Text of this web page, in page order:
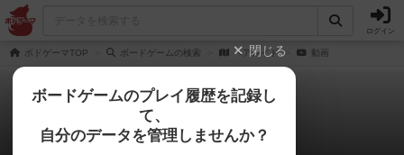
ログイン
ボドゲーマTOP ボードゲームの検索 ベアレイド 動画
ベアレイド
1件の動画
閉じる
ボードゲームのプレイ履歴を記録し
て、
自分のデータを管理しませんか？